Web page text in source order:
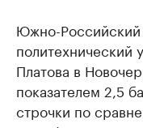
Южно-Российский
политехнический
Платова в
показателем 2,5
строчки по